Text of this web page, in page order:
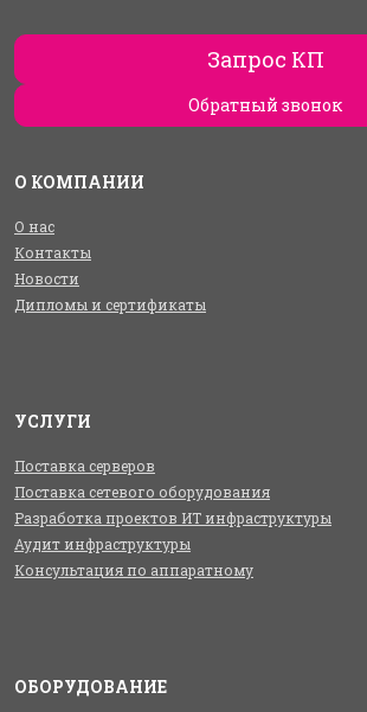
Запрос КП
Обратный звонок
О КОМПАНИИ
О нас
Контакты
Новости
Дипломы и сертификаты
УСЛУГИ
Поставка серверов
Поставка сетевого оборудования
Разработка проектов ИТ инфраструктуры
Аудит инфраструктуры
Консультация по аппаратному
ОБОРУДОВАНИЕ